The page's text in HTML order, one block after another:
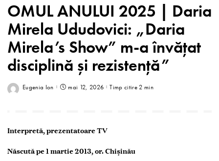
OMUL ANULUI 2025 | Daria
Mirela Ududovici: „Daria
Mirela’s Show” m-a învățat
disciplină și rezistență”
Eugenia Ion mai 12, 2026 Timp citire 2 min
Interpretă, prezentatoare TV
Născută pe 1 martie 2013, or. Chișinău